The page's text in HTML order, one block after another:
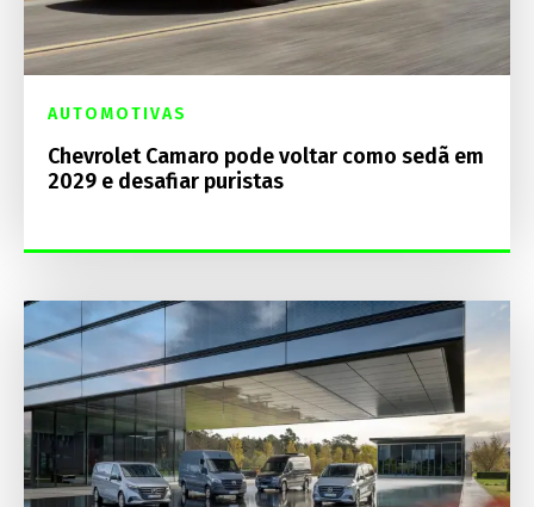
AUTOMOTIVAS
Chevrolet Camaro pode voltar como sedã em
2029 e desafiar puristas